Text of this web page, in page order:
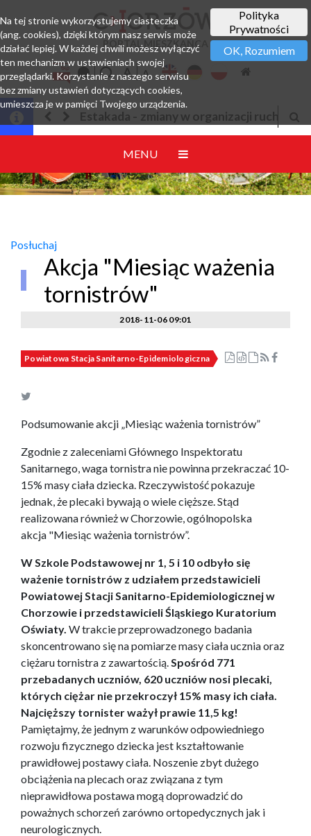
PORTAL MIESZKAŃCA
w organizacji ruchuJesteśmy w EZD
MENU
Posłuchaj
Akcja "Miesiąc ważenia
tornistrów"
2018-11-06 09:01
Powiatowa Stacja Sanitarno-Epidemiologiczna
Podsumowanie akcji „Miesiąc ważenia tornistrów”
Zgodnie z zaleceniami Głównego Inspektoratu
Sanitarnego, waga tornistra nie powinna przekraczać 10-
15% masy ciała dziecka. Rzeczywistość pokazuje
jednak, że plecaki bywają o wiele cięższe. Stąd
realizowana również w Chorzowie, ogólnopolska
akcja "Miesiąc ważenia tornistrów”.
W Szkole Podstawowej nr 1, 5 i 10 odbyło się
ważenie tornistrów z udziałem przedstawicieli
Powiatowej Stacji Sanitarno-Epidemiologicznej w
Chorzowie i przedstawicieli Śląskiego Kuratorium
Oświaty. W trakcie przeprowadzonego badania
skoncentrowano się na pomiarze masy ciała ucznia oraz
ciężaru tornistra z zawartością.Spośród 771
przebadanych uczniów, 620 uczniów nosi plecaki,
których ciężar nie przekroczył 15% masy ich ciała.
Najcięższy tornister ważył prawie 11,5 kg!
Pamiętajmy, że jednym z warunków odpowiedniego
rozwoju fizycznego dziecka jest kształtowanie
prawidłowej postawy ciała. Noszenie zbyt dużego
obciążenia na plecach oraz związana z tym
nieprawidłowa postawa mogą doprowadzić do
poważnych schorzeń zarówno ortopedycznych jak i
neurologicznych.
Polityka
Prywatności
OK, Rozumiem
Na tej stronie wykorzystujemy ciasteczka
(ang. cookies), dzięki którym nasz serwis może
działać lepiej. W każdej chwili możesz wyłączyć
ten mechanizm w ustawieniach swojej
przeglądarki. Korzystanie z naszego serwisu
bez zmiany ustawień dotyczących cookies,
umieszcza je w pamięci Twojego urządzenia.